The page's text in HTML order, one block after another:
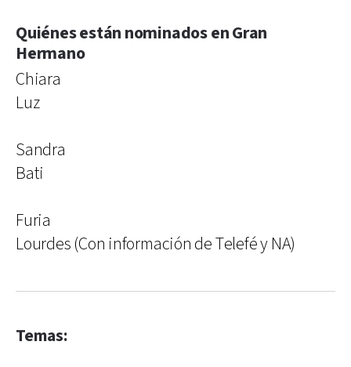
Quiénes están nominados en Gran
Hermano
Chiara
Luz
Sandra
Bati
Furia
Lourdes (Con información de Telefé y NA)
Temas: